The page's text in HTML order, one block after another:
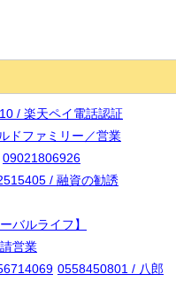
/ 楽天ペイ電話認証
ドファミリー／営業
09021806926
/ 融資の勧誘
バルライフ】
営業
0558450801 / 八郎